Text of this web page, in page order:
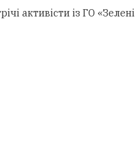
активісти із ГО